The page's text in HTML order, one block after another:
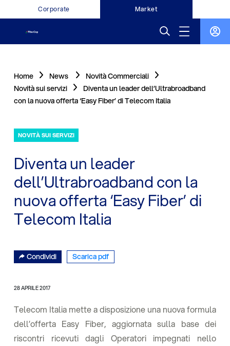
Corporate Market
Home News
Novità Commerciali
Novità sui servizi
Diventa un leader dell’Ultrabroadband
con la nuova offerta ‘Easy Fiber’ di Telecom Italia
NOVITÀ SUI SERVIZI
Diventa un leader
dell’Ultrabroadband con la
nuova offerta ‘Easy Fiber’ di
Telecom Italia
Condividi Scarica pdf
28 APRILE 2017
Telecom Italia mette a disposizione una nuova formula
dell’offerta Easy Fiber, aggiornata sulla base dei
riscontri ricevuti dagli Operatori impegnati nello